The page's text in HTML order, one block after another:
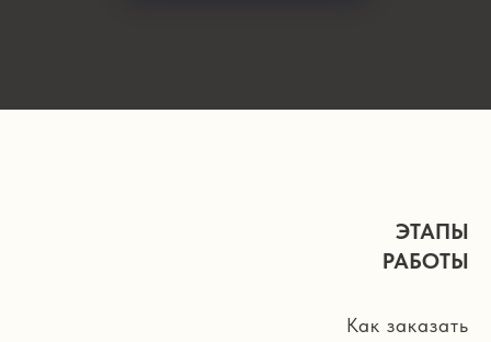
ЭТАПЫ
РАБОТЫ
Как заказать